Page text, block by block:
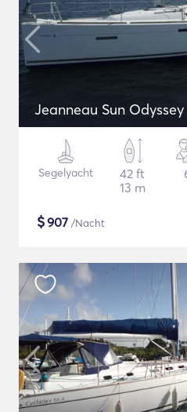
Jeanneau Sun Odyssey
Segelyacht
42 ft
13 m
$907 /Nacht